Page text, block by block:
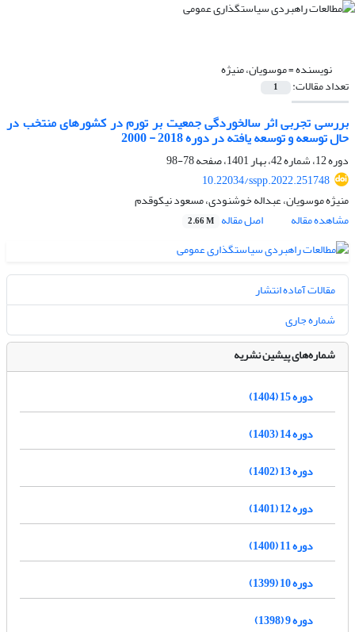
نویسنده =موسویان، منیژه
تعداد مقالات: 1
بررسی تجربی اثر سالخوردگی جمعیت بر تورم در کشورهای منتخب در
حال توسعه و توسعه یافته در دوره 2018 - 2000
دوره 12، شماره 42، بهار 1401، صفحه
78-98
10.22034/sspp.2022.251748
منیژه موسویان، عبداله خوشنودی، مسعود نیکوقدم
مشاهده مقاله
اصل مقاله 2.66 M
مقالات آماده انتشار
شماره جاری
شماره‌های پیشین نشریه
دوره 15 (1404)
دوره 14 (1403)
دوره 13 (1402)
دوره 12 (1401)
دوره 11 (1400)
دوره 10 (1399)
دوره 9 (1398)